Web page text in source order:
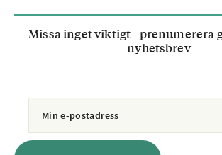
Missa inget viktigt - prenumerera
nyhetsbrev